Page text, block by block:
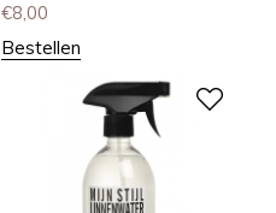
€8,00
Bestellen